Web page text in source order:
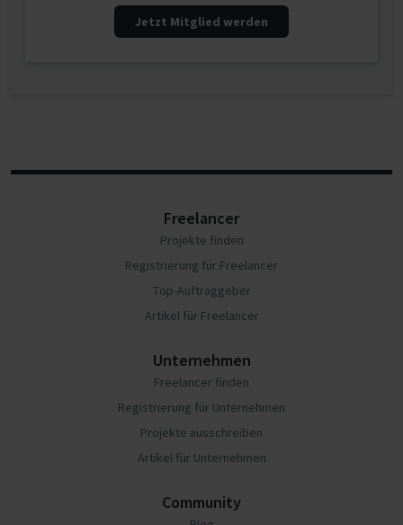
Jetzt Mitglied werden
Freelancer
Projekte finden
Registrierung für Freelancer
Top-Auftraggeber
Artikel für Freelancer
Unternehmen
Freelancer finden
Registrierung für Unternehmen
Projekte ausschreiben
Artikel für Unternehmen
Community